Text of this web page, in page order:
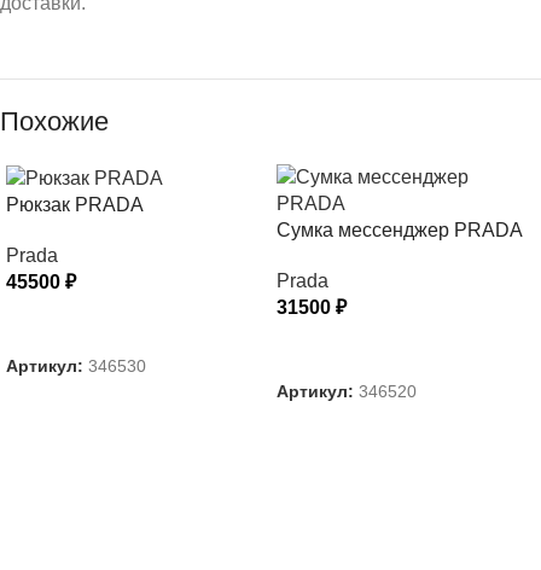
Похожие
Рюкзак PRADA
Prada
45500 ₽
Артикул: 346530
Сумка мессенджер PRADA
Prada
31500 ₽
Артикул: 346520